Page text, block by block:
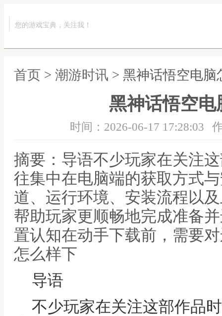
您的游戏宝典，关注我！
首页 > 潮游时讯 > 黑神话悟空电脑
黑神话悟空电
时间：2026-06-17 17:28:03
摘要：导语不少玩家在关注
往集中在电脑端的获取方式
道、运行环境、安装流程以
帮助玩家更顺畅地完成准备
置认知在动手下载前，需要
怎么样下
导语
不少玩家在关注这部作品